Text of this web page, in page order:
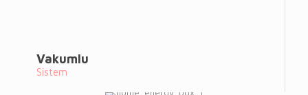
Vakumlu
Sistem